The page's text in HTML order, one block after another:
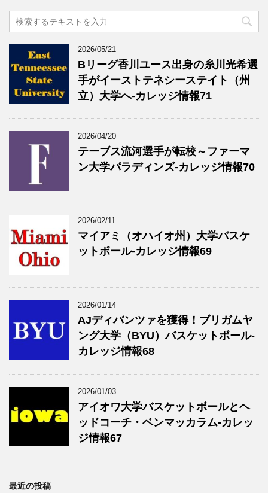
2026/05/21
Bリーグ香川ユース出身の糸川光希選
手がイーストテネシーステイト（州
立）大学へ‐カレッジ情報71
2026/04/20
テーブス流河選手が転校～ファーマ
ン大学パラディンズ-カレッジ情報70
2026/02/11
マイアミ（オハイオ州）大学バスケ
ットボール-カレッジ情報69
2026/01/14
AJディバンツァを獲得！ブリガムヤ
ング大学（BYU）バスケットボール-
カレッジ情報68
2026/01/03
アイオワ大学バスケットボールとヘ
ッドコーチ・ベンマッカラム-カレッ
ジ情報67
最近の投稿